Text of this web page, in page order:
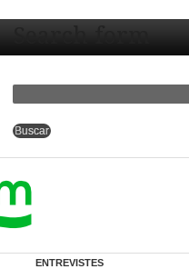
Search form
ENTREVISTES